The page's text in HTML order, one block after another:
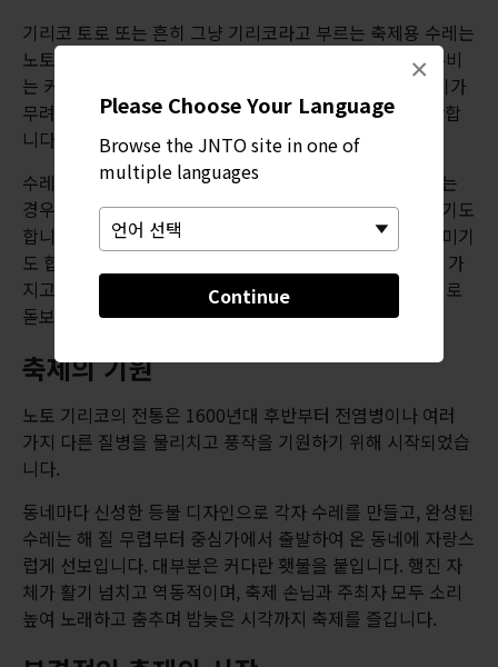
Please Choose Your Language
Browse the JNTO site in one of
multiple languages
Continue
×
기리코 토로 또는 흔히 그냥 기리코라고 부르는 축제용 수레는
노토 기리코 여름 축제 동안 조명을 환히 밝히고 현장을 누비
는 커다란 등불 수레입니다. 작은 수레는 아이가 메고, 높이가
무려 15m에 달하기도 하는 대형 수레는 청년이 메고 운반합
니다.
수레는 지붕 위쪽에 금박 이파리와 조각 장식을 달아 꾸미는
경우가 많고, 등불에 일본의 캐릭터와 그림을 그려 장식하기도
합니다. 최근 들어서는 아니메 캐릭터 그림으로 등불을 꾸미기
도 합니다.
의 각 지역은 자기만의 수레에 자긍심을 가
지고 있으며, 마을마다 열정과 디자인 등 여러 측면에서 서로
돋보이려고 경쟁을 벌일 정도입니다.
축제의 기원
노토 기리코의 전통은 1600년대 후반부터 전염병이나 여러
가지 다른 질병을 물리치고 풍작을 기원하기 위해 시작되었습
니다.
동네마다 신성한 등불 디자인으로 각자 수레를 만들고, 완성된
수레는 해 질 무렵부터 중심가에서 출발하여 온 동네에 자랑스
럽게 선보입니다. 대부분은 커다란 횃불을 붙입니다. 행진 자
체가 활기 넘치고 역동적이며, 축제 손님과 주최자 모두 소리
높여 노래하고 춤추며 밤늦은 시각까지 축제를 즐깁니다.